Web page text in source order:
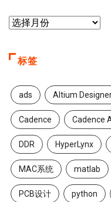
标签
ads Altium
Cadence Cadence
DDR HyperLynx
MAC系统 matlab
PCB设计 python